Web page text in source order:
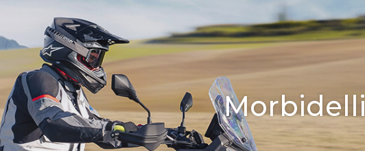
Morbidelli